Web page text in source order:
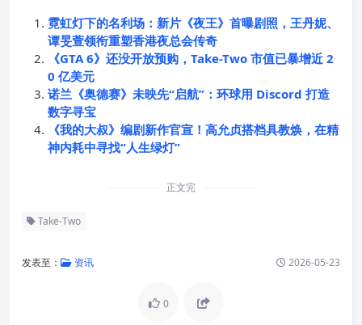
霓虹灯下的名利场：新片《夜王》首曝剧照，王丹妮、
谭旻萱领衔重塑香港夜总会传奇
《GTA 6》还没开放预购，Take-Two 市值已暴增近 2
0 亿美元
诺兰《奥德赛》未映先“启航”：环球用 Discord 打造
数字寻宝
《我的大叔》编剧新作官宣！高允贞搭档具教焕，在精
神内耗中寻找“人生绿灯”
正文完
Take-Two
发表至： 资讯 2026-05-23
0